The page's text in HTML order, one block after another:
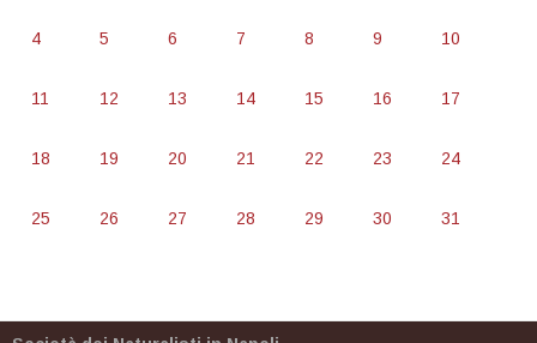
4 5 6 7 8 9 10
11 12 13 14 15 16 17
18 19 20 21 22 23 24
25 26 27 28 29 30 31